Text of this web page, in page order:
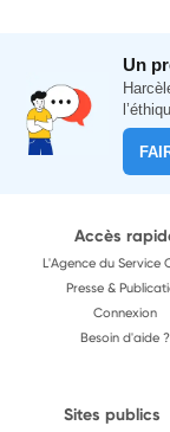
Un
Accès
L'Agence du Service
Presse &
Connexion
Besoin d'aide ?
Sites publics